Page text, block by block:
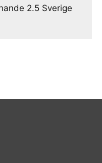
2.5 Sverige